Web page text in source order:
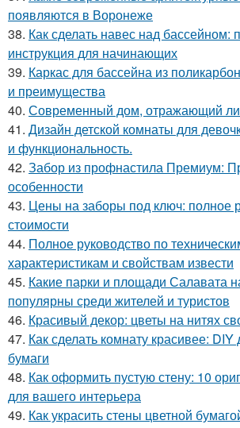
появляются в Воронеже
38. Как сделать навес над бассейном:
инструкция для начинающих
39. Каркас для бассейна из
и преимущества
40. Современный дом, отражающий
41. Дизайн детской комнаты для
и функциональность.
42. Забор из профнастила Премиум:
особенности
43. Цены на заборы под ключ: полное
стоимости
44. Полное руководство по
характеристикам и свойствам извести
45. Какие парки и площади Салавата
популярны среди жителей и туристов
46. Красивый декор: цветы на нитях
47. Как сделать комнату красивее: DIY
бумаги
48. Как оформить пустую стену: 10
для вашего интерьера
49. Как украсить стены цветной